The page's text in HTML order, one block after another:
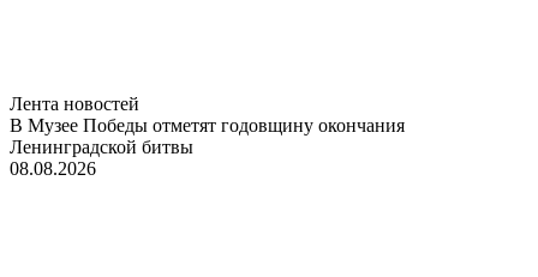
Лента новостей
В Музее Победы отметят годовщину окончания
Ленинградской битвы
08.08.2026